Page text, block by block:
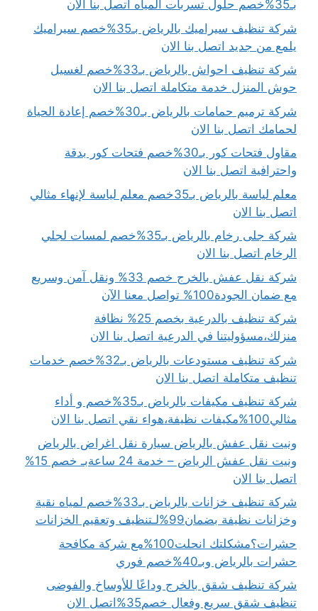
بـ35%خصم حلول تسربات المياه اتصل بنا الان
شركة تنظيف سيراميك بالرياض بـ35%خصم سيراميك
يلمع من جديد اتصل بنا الان
شركة تنظيف احواش بالرياض بـ33%خصم لغسيل
حوش المنزل خدمة متكاملة اتصل بنا الان
شركة ترميم حمامات بالرياض بـ30%خصم إعادة الحياة
لحمامك اتصل بنا الان
مقاول فتحات كور بـ30%خصم فتحات كور بدقة
واحترافية اتصل بنا الان
معلم لياسة بالرياض بـ35خصم معلم لياسة لإنهاء مثالي
اتصل بنا الان
شركة جلى رخام بالرياض بـ35%خصم لمسات لجلي
الرخام اتصل بنا الان
شركة نقل عفش بالخرج خصم 33% ونقل آمن وسريع
مع ضمان الجودة100% تواصل معنا الآن
شركة تنظيف بالدرعية بخصم 25% نظافة
منزلك،مسؤوليتنا في الدرعية اتصل بنا الان
شركة تنظيف مستودعات بالرياض بـ32%خصم خدمات
تنظيف متكاملة اتصل بنا الان
شركة تنظيف مكيفات بالرياض بـ35%خصم و أداء
مثالي100%مكيفات نظيفة،هواء نقي اتصل بنا الان
ونيت نقل عفش بالرياض سيارة نقل اغراض بالرياض
ونيت نقل عفش الرياض – خدمة 24 ساعةبـ خصم 15%
اتصل بنا الان
شركة تنظيف خزانات بالرياض بـ33%خصم لمياه نقية
وخزانات نظيفة بضمان99%لـتنظيف وتعقيم الخزانات
حشرات؟مشكلتك انحلت100%مع شركة مكافحة
حشرات بالرياض وبـ40%خصم فوري
شركة تنظيف شقق بالخرج وداعًا للأوساخ والفوضى
تنظيف شقق سريع وفعال خصم35%اتصل الان